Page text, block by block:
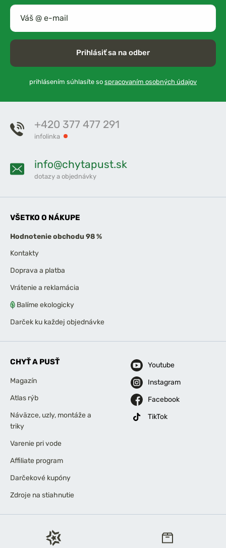
Prihlásiť sa na odber
prihlásením súhlasíte so spracovaním osobných údajov
+420 377 477 291
infolinka
info@chytapust.sk
dotazy a objednávky
VŠETKO O NÁKUPE
Hodnotenie obchodu 98 %
Kontakty
Doprava a platba
Vrátenie a reklamácia
Balíme ekologicky
Darček ku každej objednávke
CHYŤ A PUSŤ
Magazín
Atlas rýb
Náväzce, uzly, montáže a
triky
Varenie pri vode
Affiliate program
Darčekové kupóny
Zdroje na stiahnutie
Youtube
Instagram
Facebook
TikTok